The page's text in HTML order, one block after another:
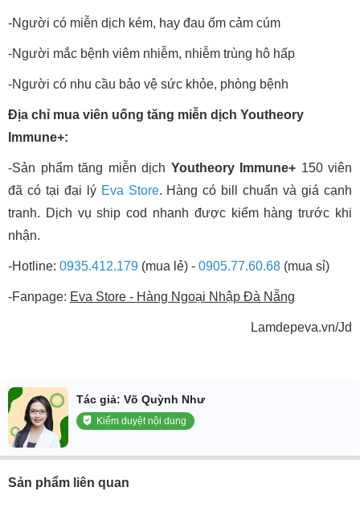
-Người có miễn dịch kém, hay đau ốm cảm cúm
-Người mắc bệnh viêm nhiễm, nhiễm trùng hô hấp
-Người có nhu cầu bảo vệ sức khỏe, phòng bệnh
Địa chỉ mua viên uống tăng miễn dịch Youtheory
Immune+:
-Sản phẩm tăng miễn dịch Youtheory Immune+ 150 viên
đã có tại đại lý Eva Store. Hàng có bill chuẩn và giá cạnh
tranh. Dịch vụ ship cod nhanh được kiểm hàng trước khi
nhận.
-Hotline: 0935.412.179 (mua lẻ) - 0905.77.60.68 (mua sỉ)
-Fanpage: Eva Store - Hàng Ngoại Nhập Đà Nẵng
Lamdepeva.vn/Jd
Tác giả: Võ Quỳnh Như
Kiểm duyệt nội dung
Sản phẩm liên quan